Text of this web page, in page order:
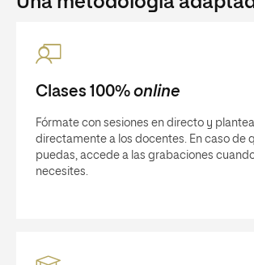
Clases 100% online
Fórmate con sesiones en directo y
directamente a los docentes. En caso de
puedas, accede a las grabaciones
necesites.